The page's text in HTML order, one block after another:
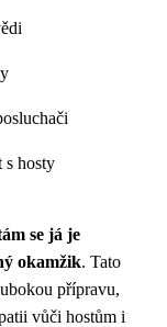
s hosty
se já je
okamžik. Tato
přípravu,
vůči hostům i